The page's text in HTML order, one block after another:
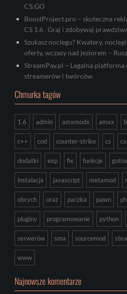
CS:GO
BoostProject.pro – skuteczna
CS 1.6 . Graj i zdobywaj
Szukasz noclegu? Kwatery,
oferty, wczasy nad jeziorem –
StreamPay.pl – Legalna
streamerów i twórców
Chmurka tagów
1.6 admin amxmodx amxx
c++ cod counter-strike cs
dodatki exp fix funkcje
instalacja javascript metamod
obcych oraz paczka pawn
pluginy programowanie python
serwerów sma sourcemod
www
Najnowsze komentarze